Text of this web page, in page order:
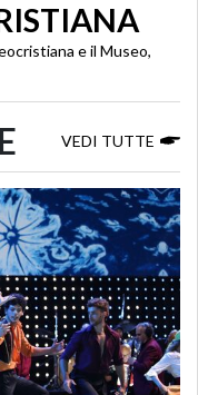
e il Museo,
VEDI TUTTE